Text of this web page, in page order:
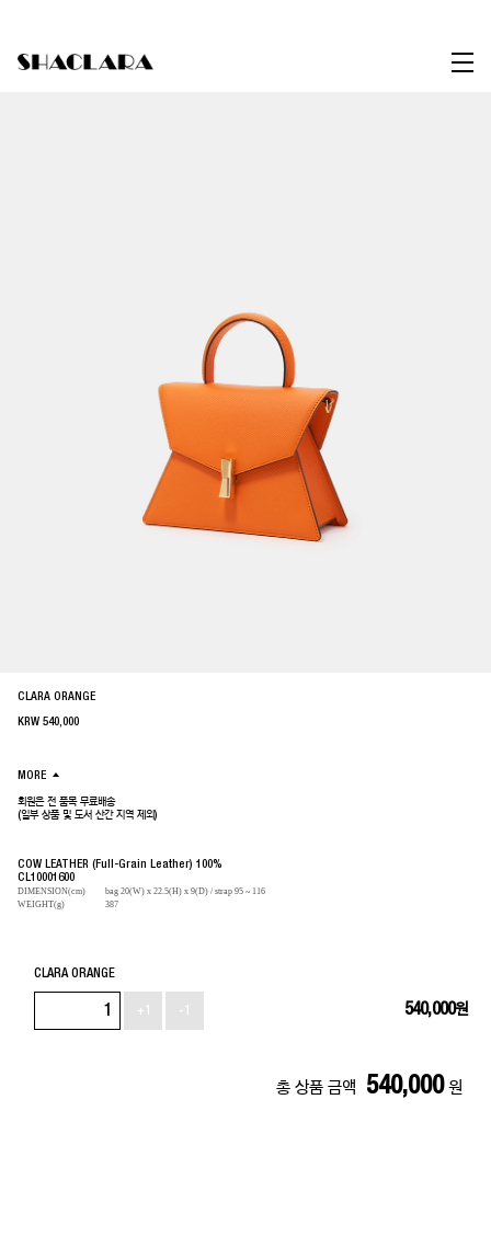
CLARA ORANGE
KRW 540,000
MORE
회원은 전 품목 무료배송
(일부 상품 및 도서 산간 지역 제외)
COW LEATHER (Full-Grain Leather) 100%
CL10001600
DIMENSION(cm)
bag 20(W) x 22.5(H) x 9(D) / strap 95 ~ 116
WEIGHT(g)
387
CLARA ORANGE
+1 -1 540,000원
총 상품 금액 540,000 원